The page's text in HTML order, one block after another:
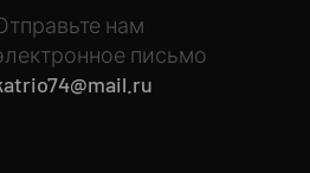
нам
письмо